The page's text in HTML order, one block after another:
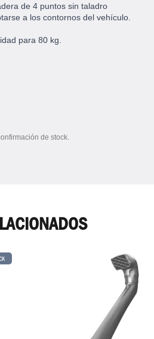
de 4 puntos sin taladro
a los contornos del vehículo.
para 80 kg.
de stock.